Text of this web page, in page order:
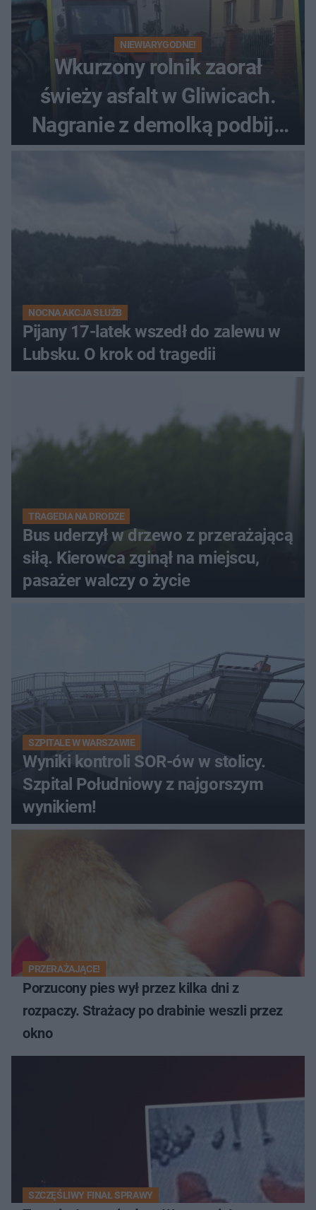
NIEWIARYGODNE!
Wkurzony rolnik zaorał
świeży asfalt w Gliwicach.
Nagranie z demolką podbija
sieć
NOCNA AKCJA SŁUŻB
Pijany 17-latek wszedł do zalewu w
Lubsku. O krok od tragedii
TRAGEDIA NA DRODZE
Bus uderzył w drzewo z przerażającą
siłą. Kierowca zginął na miejscu,
pasażer walczy o życie
SZPITALE W WARSZAWIE
Wyniki kontroli SOR-ów w stolicy.
Szpital Południowy z najgorszym
wynikiem!
PRZERAŻAJĄCE!
Porzucony pies wył przez kilka dni z
rozpaczy. Strażacy po drabinie weszli przez
okno
SZCZĘŚLIWY FINAŁ SPRAWY